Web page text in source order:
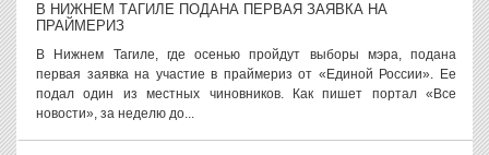
В НИЖНЕМ ТАГИЛЕ ПОДАНА ПЕРВАЯ ЗАЯВКА НА
ПРАЙМЕРИЗ
В Нижнем Тагиле, где осенью пройдут выборы мэра, подана
первая заявка на участие в праймериз от «Единой России». Ее
подал один из местных чиновников. Как пишет портал «Все
новости», за неделю до...